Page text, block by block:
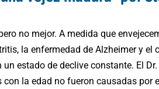
no mejor. A medida que
la enfermedad de Alzheimer y el
estado de declive constante. El Dr.
la edad no fueron causadas por el